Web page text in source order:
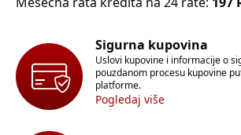
Sigurna kupovina
Uslovi kupovine i informacije o
pouzdanom procesu kupovine
platforme.
Pogledaj više